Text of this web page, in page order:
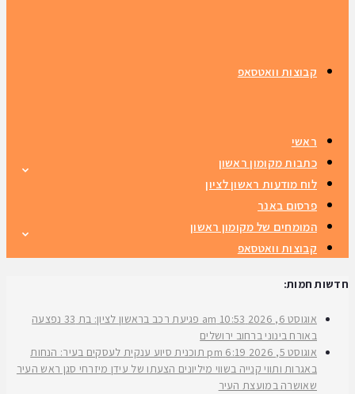
קבוצות וואטסאפ
ראשי
כתבות מקומון ראשון
לוח מודעות ראשון לציון
פרסום באנר
המומחים של מקומון ראשון
קבוצות וואטסאפ
חדשות חמות:
אוגוסט 6, 2026 10:53 am
פגיעת רכב בראשון לציון: בת 33 נפצעה
באורח בינוני ברחוב ירושלים
אוגוסט 5, 2026
6:19 pm
תוכנית סיוע ענקית לעסקים בעיר: הנחות
באגרות ותווי קנייה בשווי מיליונים הצעתו של עידן מיזרחי סגן ראש העיר
שאושרה במועצת העיר